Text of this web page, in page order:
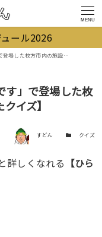
MENU
ール2026
施設はどこ？【ひらかたクイズ】
す」で登場した枚
イズ】
著者 すどん カテゴリー
クイズ
詳しくなれる 【ひら